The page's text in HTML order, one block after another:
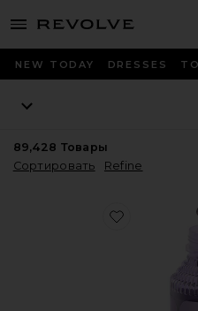
menu - shows more content
NEW TODAY DRESSES
89,428 Товары
Сортировать
Refine
Favorite